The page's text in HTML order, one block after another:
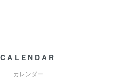
CALENDAR
カレンダー